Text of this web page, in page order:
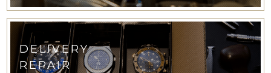
DELIVERY
REPAIR